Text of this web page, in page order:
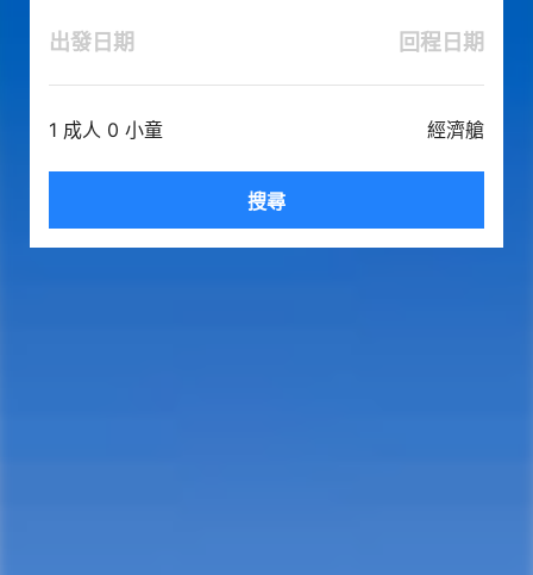
出發日期 回程日期
1 成人 0 小童 經濟艙
搜尋